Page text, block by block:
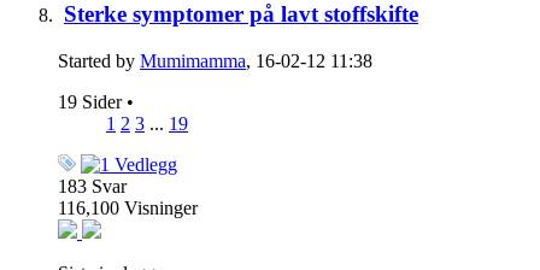
Sterke symptomer på lavt stoffskifte
Started by Mumimamma, 16-02-12 11:38
19 Sider •
1 2 3 ... 19
183 Svar
116,100 Visninger